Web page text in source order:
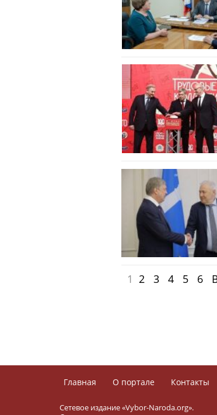
1 2 3 4 5 6
Главная О портале Контакты
Сетевое издание «Vybor-Naroda.org».